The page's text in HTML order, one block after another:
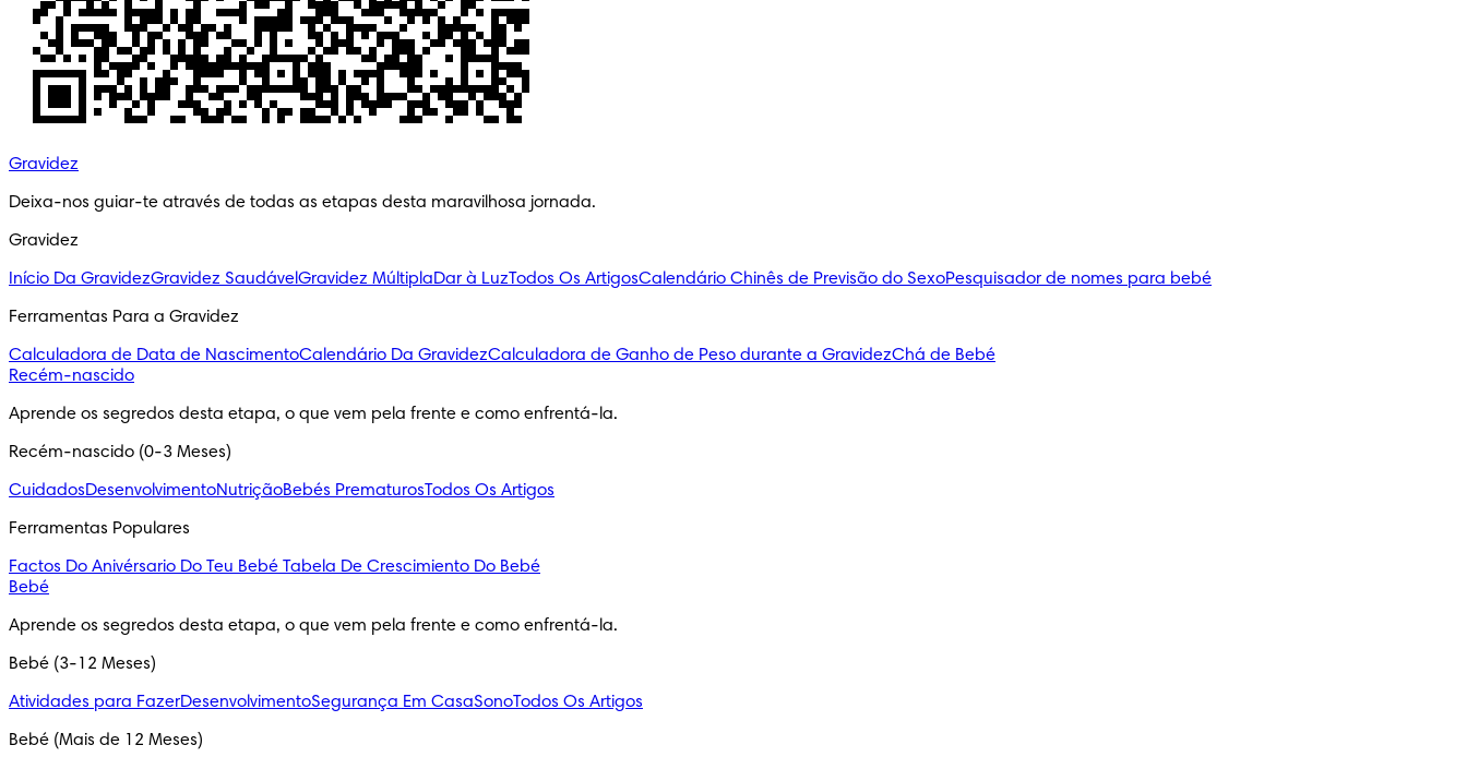
Gravidez
Deixa-nos guiar-te através de todas as etapas desta maravilhosa jornada.
Gravidez
Início Da GravidezGravidez SaudávelGravidez MúltiplaDar à LuzTodos Os ArtigosCalendário Chinês de Previsão do SexoPesquisador de nomes para bebé
Ferramentas Para a Gravidez
Calculadora de Data de NascimentoCalendário Da GravidezCalculadora de Ganho de Peso durante a GravidezChá de Bebé
Recém-nascido
Aprende os segredos desta etapa, o que vem pela frente e como enfrentá-la.
Recém-nascido (0-3 Meses)
CuidadosDesenvolvimentoNutriçãoBebés PrematurosTodos Os Artigos
Ferramentas Populares
Factos Do Anivérsario Do Teu Bebé Tabela De Crescimiento Do Bebé
Bebé
Aprende os segredos desta etapa, o que vem pela frente e como enfrentá-la.
Bebé (3-12 Meses)
Atividades para FazerDesenvolvimentoSegurança Em CasaSonoTodos Os Artigos
Bebé (Mais de 12 Meses)